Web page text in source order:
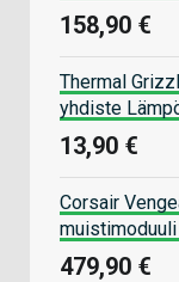
158,90 €
Thermal
yhdiste
13,90 €
Corsair
muistimoduuli
479,90 €